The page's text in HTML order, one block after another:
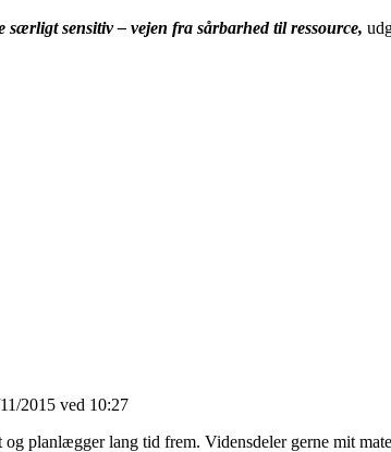
sensitiv – vejen fra sårbarhed til ressource,
2015 ved 10:27
og planlægger lang tid frem. Vidensdeler gerne mit